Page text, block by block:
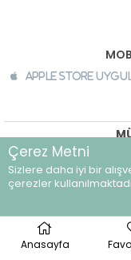
Apple Store
©
Anasayfa
Çerez Metni
Sizlere daha iyi bir
çerezler